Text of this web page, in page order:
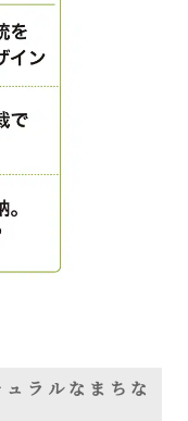
ラルなまちな